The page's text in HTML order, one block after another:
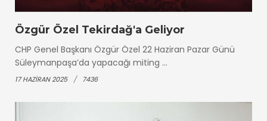
Özgür Özel Tekirdağ'a Geliyor
CHP Genel Başkanı Özgür Özel 22 Haziran Pazar Günü
Süleymanpaşa’da yapacağı miting ...
17 HAZIRAN 2025 7436